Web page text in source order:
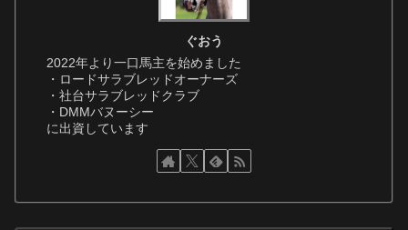
ぐおう
2022年より一口馬主を始めました
・ロードサラブレッドオーナーズ
・社台サラブレッドクラブ
・DMMバヌーシー
に出資しています